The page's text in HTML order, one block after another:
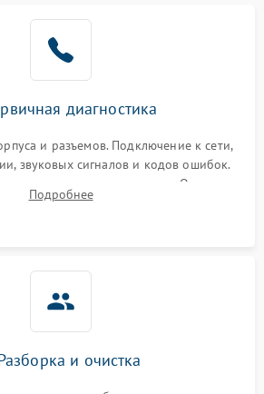
диагностика
и разъемов. Подключение к сети,
звуковых сигналов и кодов ошибок.
и выходного напряжения. Оценка
основного питания без
Подробнее
и очистка